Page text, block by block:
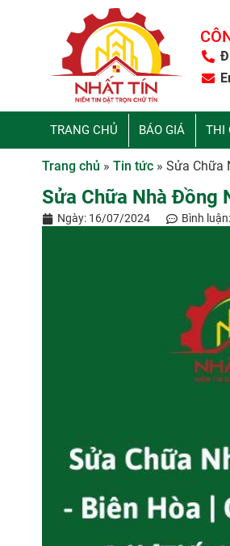
TRANG CHỦ BÁO GIÁ THI
Trang chủ » Tin tức » Sửa Chữa
Sửa Chữa Nhà Đồng
Ngày: 16/07/2024 Bình luận: